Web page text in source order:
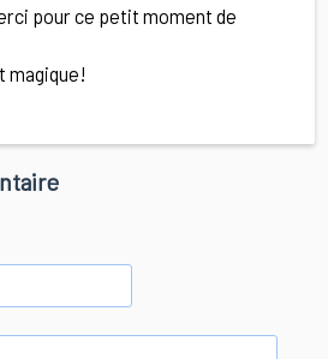
pour ce petit moment de
magique!